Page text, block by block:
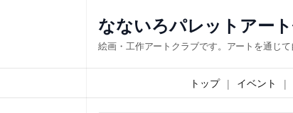
ス
キ
なないろパレットアー
絵画・工作アートクラブです。アートを通じて
トップ イベント